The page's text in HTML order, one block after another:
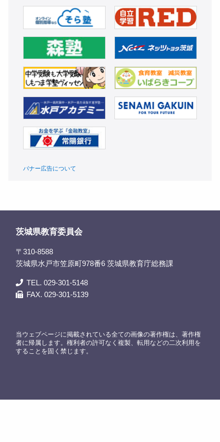
バナー広告について
茨城県教育委員会
〒310-8588
茨城県水戸市笠原町978番6 茨城県教育庁総務課
TEL. 029-301-5148
FAX. 029-301-5139
当ウェブページに掲載されている全ての画像の著作権は、著作権
者に帰属します。権利者の許可なく複製、転用などの二次利用を
することを固く禁じます。